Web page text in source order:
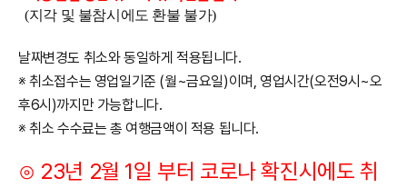
(지각 및 불참시에도 환불 불가)
날짜변경도 취소와 동일하게 적용됩니다.
※ 취소접수는 영업일기준 (월~금요일)이며, 영업시간(오전9시~오
후6시)까지만 가능합니다.
※ 취소 수수료는 총 여행금액이 적용 됩니다.
⊙ 23년 2월 1일 부터 코로나 확진시에도 취